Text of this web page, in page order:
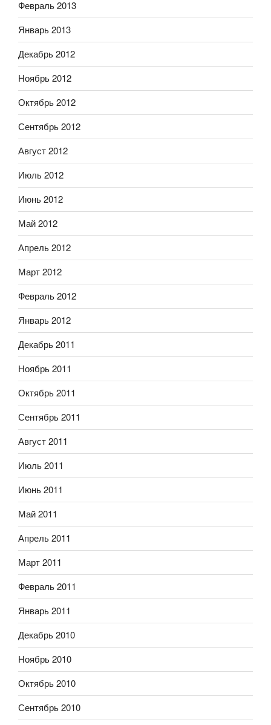
Февраль 2013
Январь 2013
Декабрь 2012
Ноябрь 2012
Октябрь 2012
Сентябрь 2012
Август 2012
Июль 2012
Июнь 2012
Май 2012
Апрель 2012
Март 2012
Февраль 2012
Январь 2012
Декабрь 2011
Ноябрь 2011
Октябрь 2011
Сентябрь 2011
Август 2011
Июль 2011
Июнь 2011
Май 2011
Апрель 2011
Март 2011
Февраль 2011
Январь 2011
Декабрь 2010
Ноябрь 2010
Октябрь 2010
Сентябрь 2010